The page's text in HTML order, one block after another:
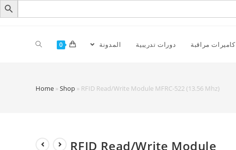
كاميرات مراقبة دورات تدريبية المدونة 0
Home »Shop » RFID Read/Write Module MFRC-522 (13.56 Mhz)
RFID Read/Write Module